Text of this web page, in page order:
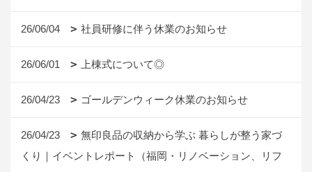
26/06/04 社員研修に伴う休業のお知らせ
26/06/01 上棟式について◎
26/04/23 ゴールデンウィーク休業のお知らせ
26/04/23
無印良品の収納から学ぶ 暮らしが整う家づ
くり｜イベントレポート（福岡・リノベーション、リフ